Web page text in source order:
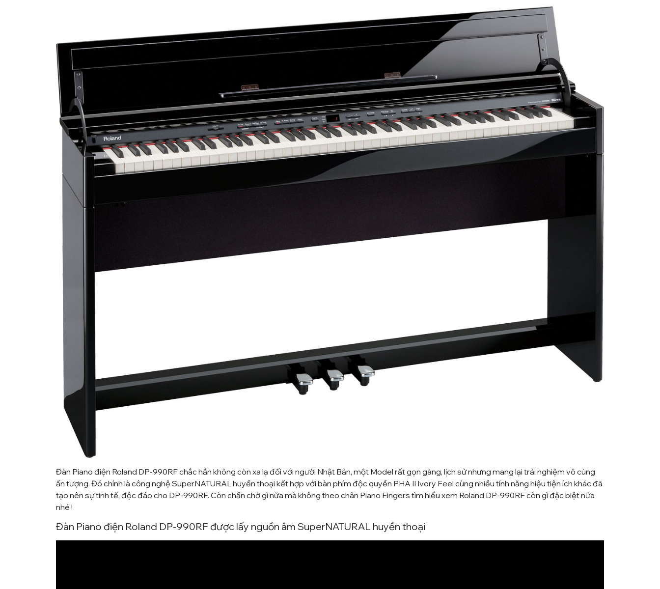
Đàn Piano điện Roland DP-990RF chắc hẳn không còn xa lạ đối với người Nhật Bản, một Model rất gọn gàng, lịch sử nhưng mang lại trải nghiệm vô cùng
ấn tượng. Đó chính là công nghệ SuperNATURALhuyền thoại kết hợp với bàn phím độc quyền PHA II Ivory Feel cùng nhiều tính năng hiệu tiện ích khác đã
tạo nên sự tinh tế, độc đáo cho DP-990RF. Còn chần chờ gì nữa mà không theo chân Piano Fingers tìm hiểu xem Roland DP-990RF còn gì đặc biệt nữa
nhé !
Đàn Piano điện Roland DP-990RF được lấy nguồn âm SuperNATURAL huyền thoại